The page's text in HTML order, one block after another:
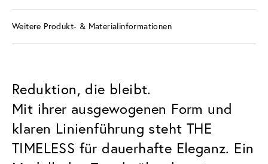
Weitere Produkt- & Materialinformationen
Reduktion, die bleibt.
Mit ihrer ausgewogenen Form und
klaren Linienführung steht THE
TIMELESS für dauerhafte Eleganz. Ein